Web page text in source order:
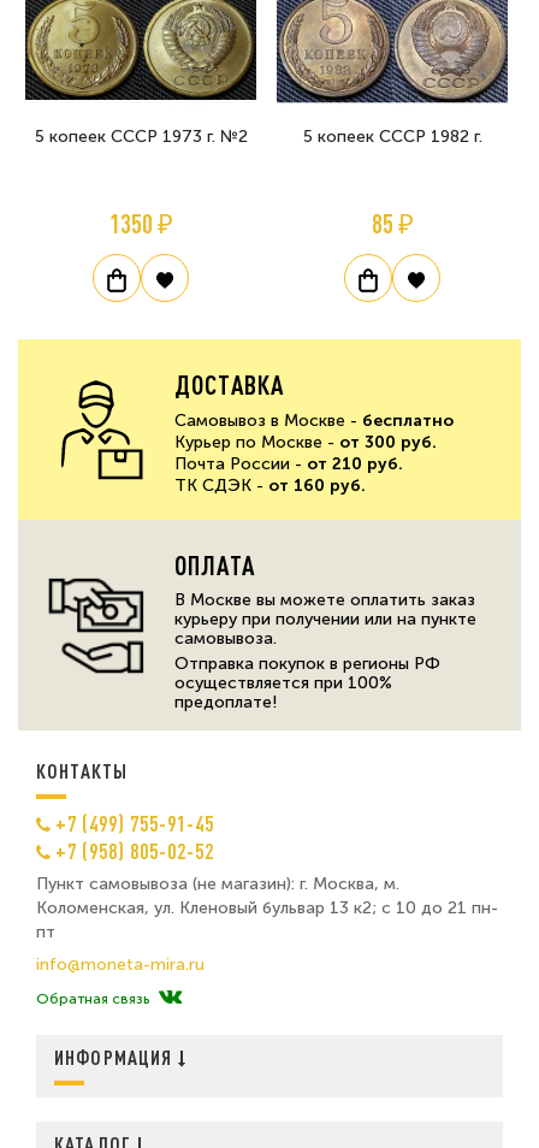
5 копеек СССР 1973 г. №2
1350 ₽
5 копеек СССР 1982 г.
85 ₽
ДОСТАВКА
Самовывоз в Москве - бесплатно
Курьер по Москве - от 300 руб.
Почта России - от 210 руб.
ТК СДЭК - от 160 руб.
ОПЛАТА
В Москве вы можете оплатить заказ
курьеру при получении или на пункте
самовывоза.
Отправка покупок в регионы РФ
осуществляется при 100%
предоплате!
КОНТАКТЫ
+7 (499) 755-91-45
+7 (958) 805-02-52
Пункт самовывоза (не магазин): г. Москва, м.
Коломенская, ул. Кленовый бульвар 13 к2; с 10 до 21 пн-
пт
info@moneta-mira.ru
Обратная связь
ИНФОРМАЦИЯ